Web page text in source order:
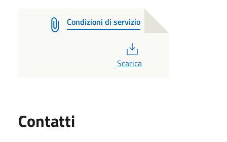
Condizioni di servizio
Scarica
Contatti